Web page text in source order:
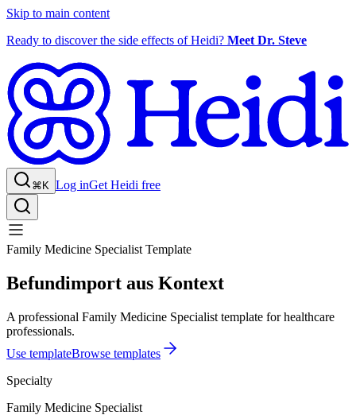
Skip to main content
Ready to discover the side effects of Heidi? Meet Dr. Steve
⌘K Log inGet Heidi free
Family Medicine Specialist Template
Befundimport aus Kontext
A professional Family Medicine Specialist template for healthcare
professionals.
Use templateBrowse templates
Specialty
Family Medicine Specialist